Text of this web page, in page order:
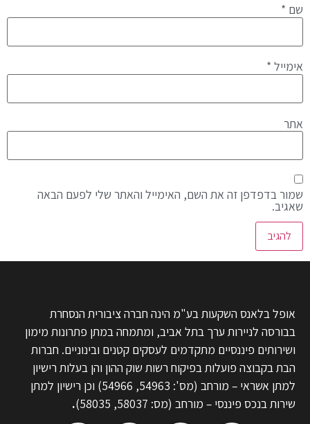
שם *
אימייל *
אתר
שמור בדפדפן זה את השם, האימייל והאתר שלי לפעם הבאה
שאגיב.
אופל בלאנס השקעות בע"מ הינה חברה ציבורית הנסחרת
בבורסה לניירות ערך בתל אביב, ומתמחה במתן פתרונות מימון
ושירותים פיננסיים מתקדמים לעסקים קטנים ובינוניים. חברות
הבת בקבוצה פועלות בפיקוח רשות שוק ההון והן בעלות רישיון
למתן אשראי – מורחב (מס': 54963, 54966) וכן רישיון למתן
שירות בנכס פיננסי – מורחב (מס: 58037, 58035)
.